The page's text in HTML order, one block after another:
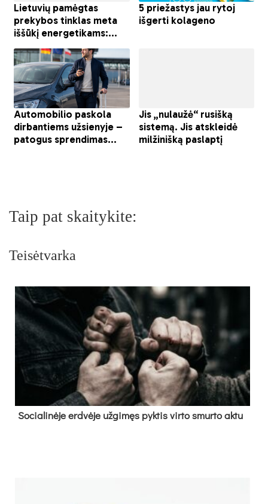
Taip pat skaitykite:
Teisėtvarka
So­cia­li­nė­je erd­vė­je už­gi­męs pyk­tis vir­to smur­to ak­tu